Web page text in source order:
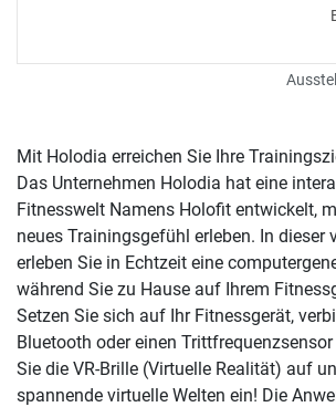
Mit Holodia erreichen Sie Ihre
Das Unternehmen Holodia hat eine
Fitnesswelt Namens Holofit entwickelt,
neues Trainingsgefühl erleben. In dieser
erleben Sie in Echtzeit eine
während Sie zu Hause auf Ihrem
Setzen Sie sich auf Ihr Fitnessgerät,
Bluetooth oder einen
Sie die VR-Brille (Virtuelle Realität) auf
spannende virtuelle Welten ein! Die